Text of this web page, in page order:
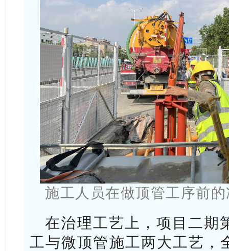
施工人员在做顶管工序前
在治理工艺上，项目二期
工与微顶管施工两大工艺，